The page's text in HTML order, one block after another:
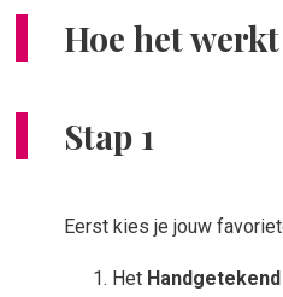
Hoe het werkt
Stap 1
Eerst kies je jouw
Het